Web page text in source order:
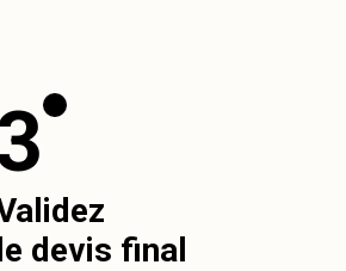
devis final